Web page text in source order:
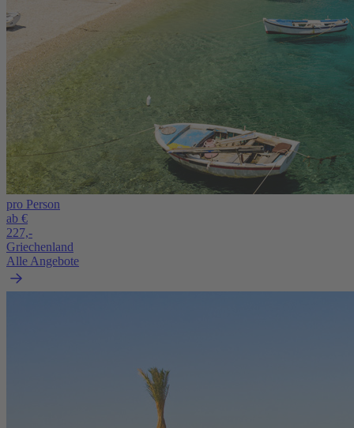
pro Person
ab €
227,-
Griechenland
Alle Angebote